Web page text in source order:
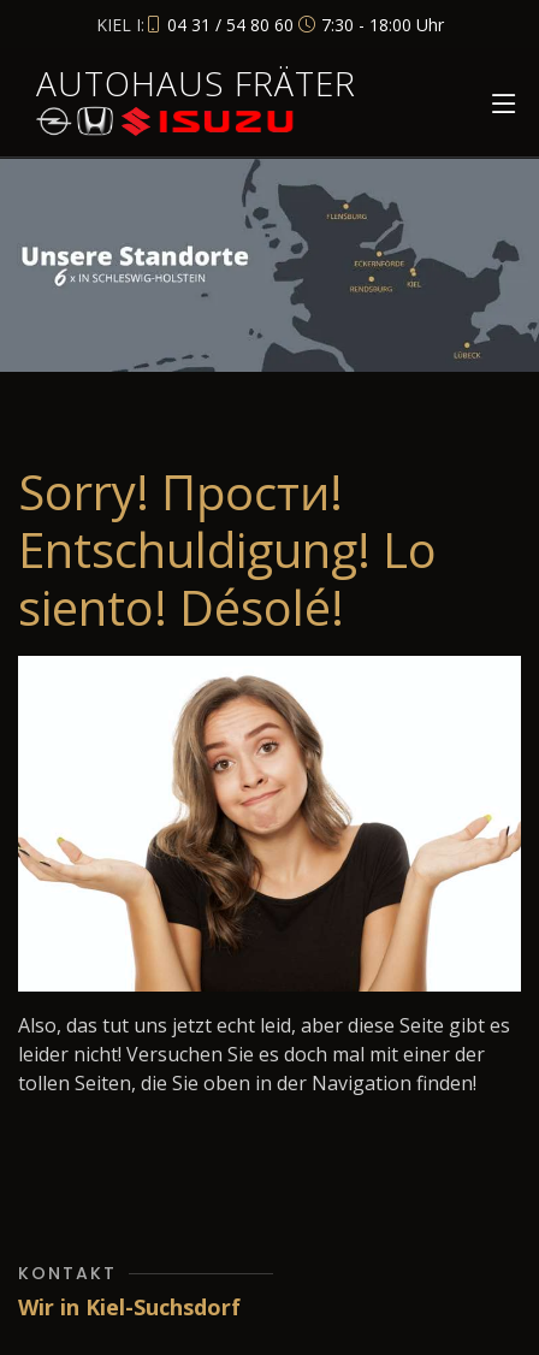
KIEL I: 04 31 / 54 80 60 7:30 - 18:00 Uhr
AUTOHAUS FRÄTER
Sorry! Прости!
Entschuldigung! Lo
siento! Désolé!
Also, das tut uns jetzt echt leid, aber diese Seite gibt es
leider nicht! Versuchen Sie es doch mal mit einer der
tollen Seiten, die Sie oben in der Navigation finden!
KONTAKT
Wir in Kiel-Suchsdorf